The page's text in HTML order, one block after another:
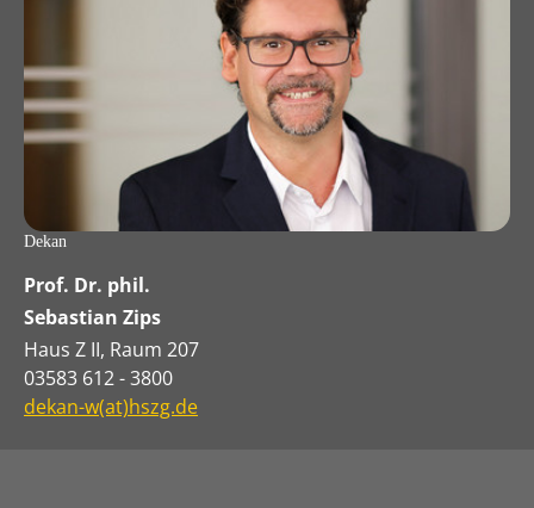
Dekan
Prof. Dr. phil.
Sebastian Zips
Haus Z II, Raum 207
03583 612 - 3800
dekan-w(at)hszg.de